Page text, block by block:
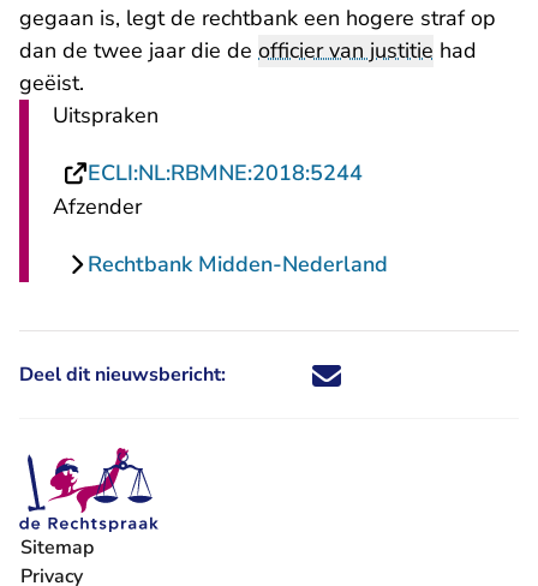
gegaan is, legt de rechtbank een hogere straf op
dan de twee jaar die de officier van justitie had
geëist.
Uitspraken
ECLI:NL:RBMNE:2018:5244- U verlaat
Afzender
Rechtbank Midden-Nederland
Deel dit nieuwsbericht: Deel dit nieuwsbericht via X -
Deel dit nieuwsbericht via
Deel dit nieuwsbericht
Deel dit
Sitemap
Privacy